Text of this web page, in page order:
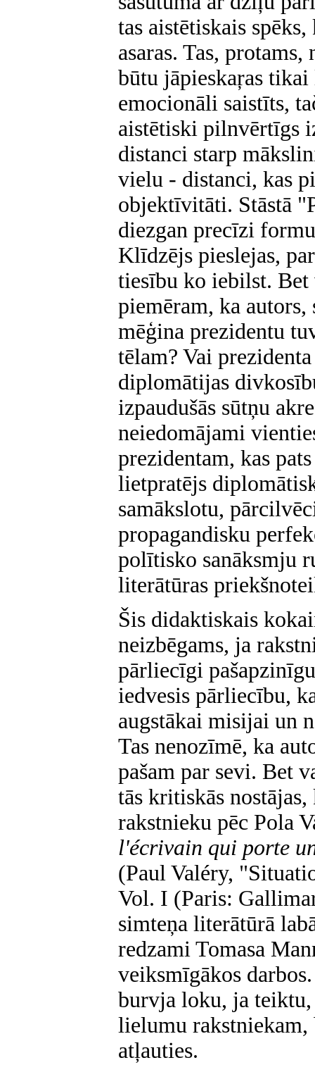
tas aistētiskais
asaras. Tas,
būtu jāpieskaŗas
emocionāli saistīts,
aistētiski pilnvērtīgs
distanci starp
vielu - distanci, kas
objektīvitāti. Stāstā
diezgan precīzi
Klīdzējs pieslejas,
tiesību ko iebilst. Bet
piemēram, ka autors,
mēģina prezidentu
tēlam? Vai
diplomātijas
izpaudušās sūtņu
neiedomājami
prezidentam, kas
lietpratējs
samākslotu,
propagandisku
polītisko sanāksmju
literātūras
Šis didaktiskais
neizbēgams, ja
pārliecīgi
iedvesis pārliecību,
augstākai misijai un
Tas nenozīmē, ka
pašam par sevi. Bet
tās kritiskās
rakstnieku pēc Pola
l'écrivain qui porte
(Paul Valéry,
Vol. I (Paris:
simteņa literātūrā
redzami Tomasa
veiksmīgākos
burvja loku, ja
lielumu
atļauties.